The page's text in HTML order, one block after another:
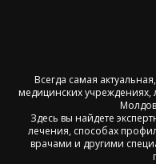
Всегда самая
медицинских учреждениях,
Здесь вы найдете
лечения, способах
врачами и другими